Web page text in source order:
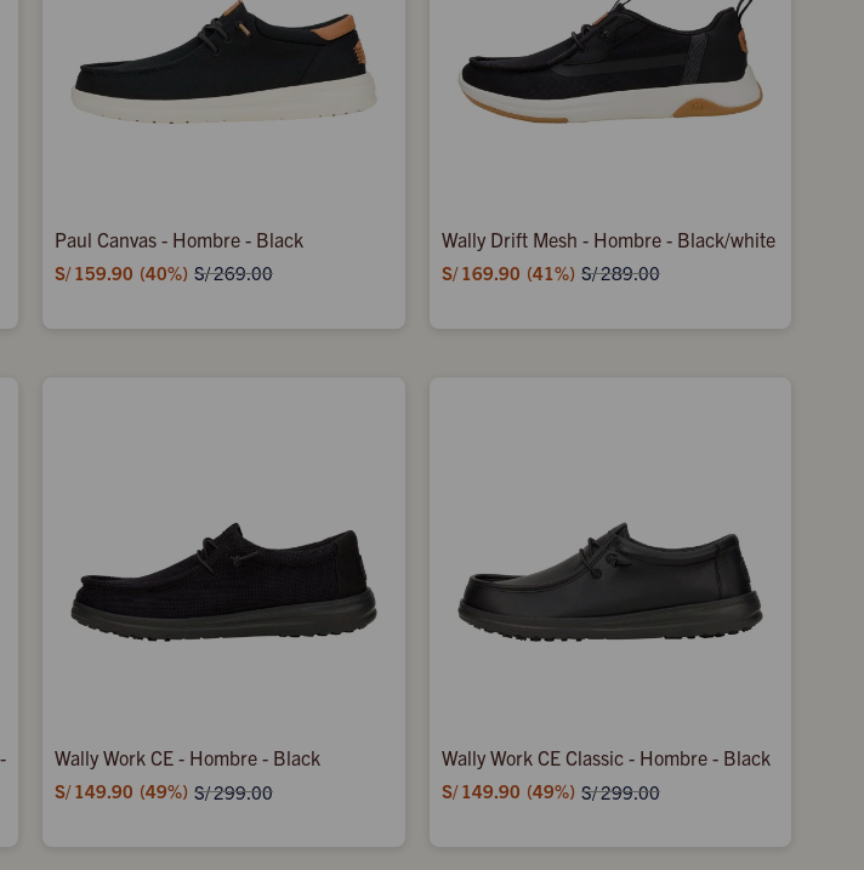
Paul Canvas - Hombre - Black
S/ 159.90 40 S/269.00
Wally Drift Mesh - Hombre - Black/white
S/ 169.90 41 S/289.00
Wally Work CE - Hombre - Black
S/ 149.90 49 S/299.00
Wally Work CE Classic - Hombre - Black
S/ 149.90 49 S/299.00